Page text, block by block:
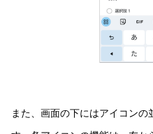
また、画面の下にはアイコン